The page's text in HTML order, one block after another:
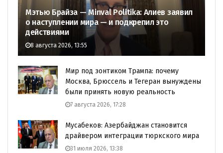
Мэтью Брайза — Minval Politika: Алиев заявил
о наступлении мира — и подкрепил это
действиями
8 августа 2026, 13:55
Мир под зонтиком Трампа: почему
Москва, Брюссель и Тегеран вынуждены
были принять новую реальность
7 августа 2026, 17:28
Мусабеков: Азербайджан становится
драйвером интеграции тюркского мира
31 июля 2026, 13:38